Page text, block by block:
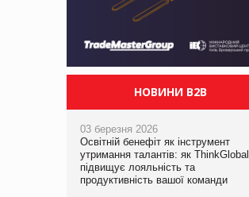
НОВИНИ B2B
03 березня 2026
Освітній бенефіт як інструмент
утримання талантів: як ThinkGlobal
підвищує лояльність та
продуктивність вашої команди